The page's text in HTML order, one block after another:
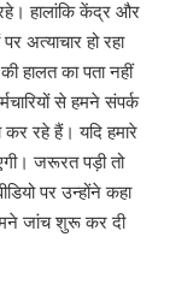
हालांकि केंद्र और
अत्याचार हो रहा
हालत का पता नहीं
से हमने संपर्क
रहे हैं। यदि हमारे
जरूरत पड़ी तो
पर उन्होंने कहा
जांच शुरू कर दी